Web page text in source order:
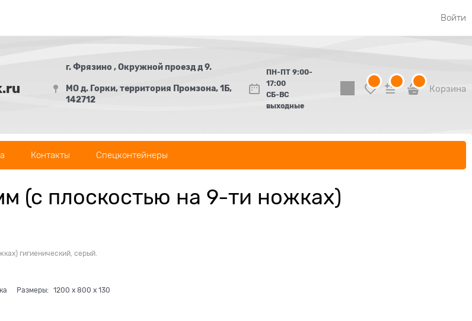
Войти
г. Фрязино , Окружной проезд д 9.
МО д. Горки, территория Промзона, 1Б,
142712
ПН-ПТ 9:00-
17:00
СБ-ВС
выходные
Корзина
Контакты Спецконтейнеры
(с плоскостью на 9-ти ножках)
гигиенический, серый.
Размеры: 1200 x 800 x 130